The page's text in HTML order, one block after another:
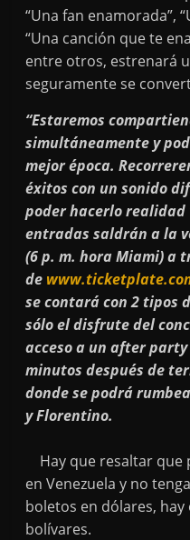
“Una fan enamorada”,
“Una canción que te
entre otros, estrenará
seguramente se
“Estaremos
simultáneamente y
mejor época.
éxitos con un sonido
poder hacerlo realidad
entradas saldrán a la
(6 p. m. hora Miami) a
de
se contará con 2 tipos
sólo el disfrute del
acceso a un after
minutos después de
donde se podrá
y Florentino.
Hay que resaltar que
en Venezuela y no
boletos en dólares,
bolívares.